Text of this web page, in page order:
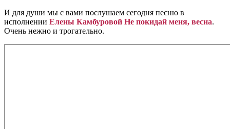
И для души мы с вами послушаем сегодня песню в
исполнении Елены Камбуровой Не покидай меня, весна.
Очень нежно и трогательно.